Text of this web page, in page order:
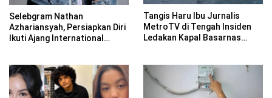
Selebgram Nathan
Azhariansyah, Persiapkan Diri
Ikuti Ajang International
Tangis Haru Ibu Jurnalis
MetroTV di Tengah Insiden
Ledakan Kapal Basarnas